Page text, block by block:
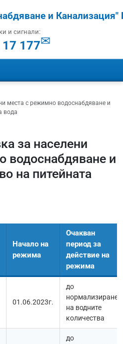
и Канализация"
и сигнали:
177✉
места с режимно водоснабдяване и
вода
за населени
водоснабдяване и
на питейната
Начало на
режима
Очакван
период за
действие на
режима
01.06.2023г.
до
нормализиране
на водните
количества
до